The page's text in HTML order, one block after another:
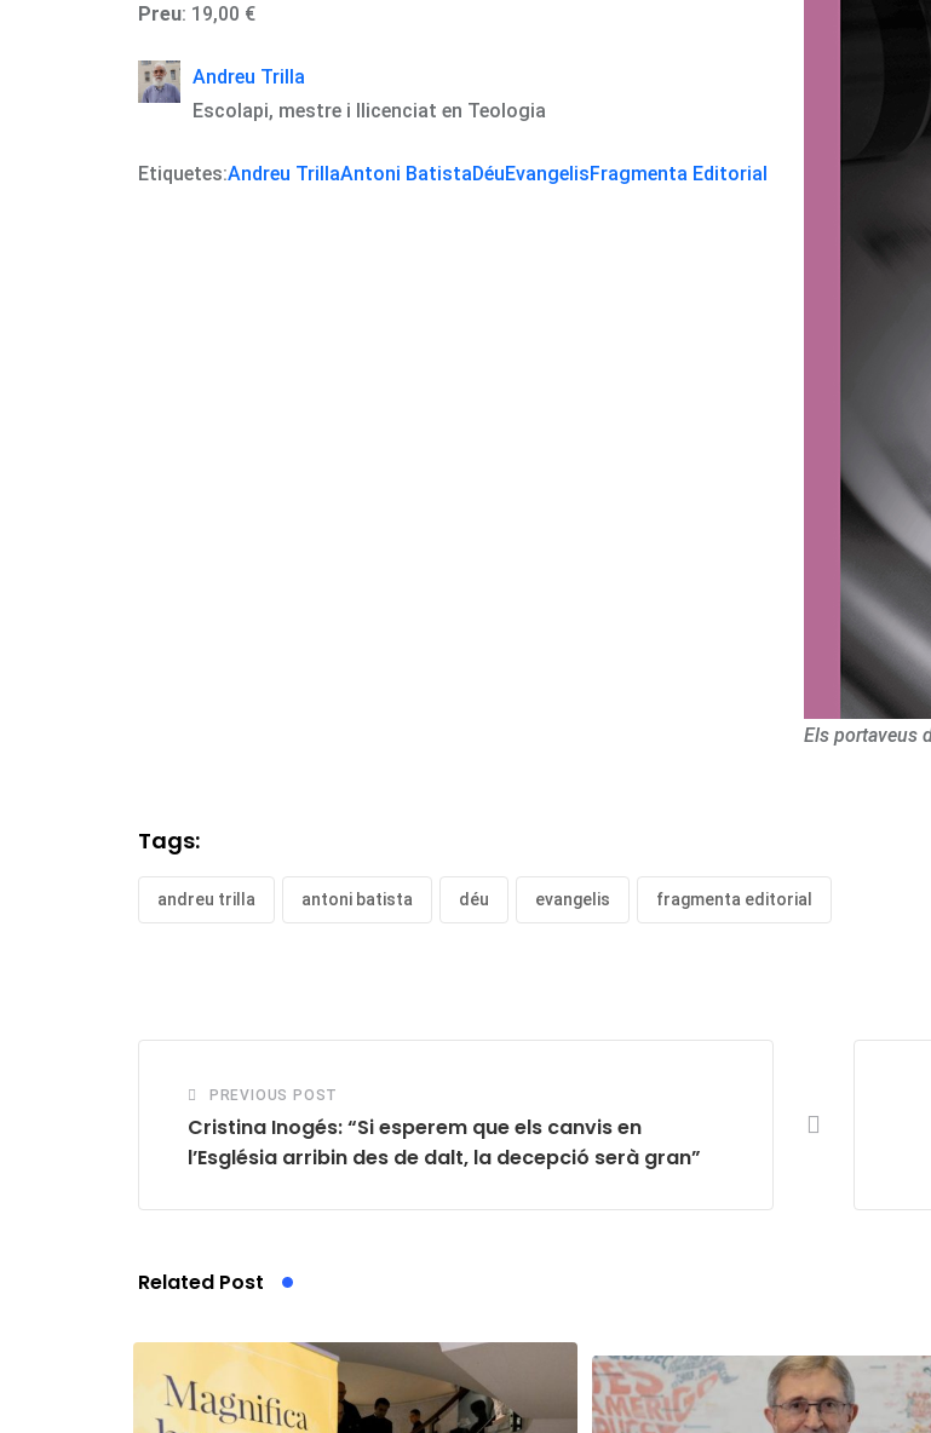
Els portaveus
Preu: 19,00 €
Andreu Trilla
Escolapi, mestre i llicenciat en Teologia
Etiquetes:Andreu TrillaAntoni BatistaDéuEvangelisFragmenta Editorial
Tags:
andreu trilla antoni batista déu evangelis fragmenta editorial
PREVIOUS POST
Cristina Inogés: “Si esperem que els canvis en
l’Església arribin des de dalt, la decepció serà gran”
Related Post